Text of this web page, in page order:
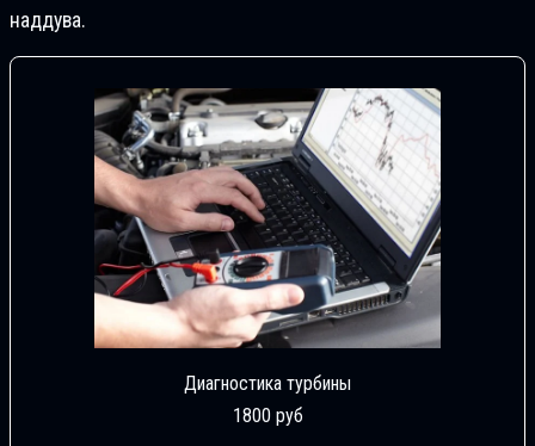
наддува.
Диагностика турбины
1800 руб